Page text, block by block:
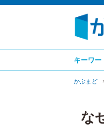
キーワー
かぶまど
な